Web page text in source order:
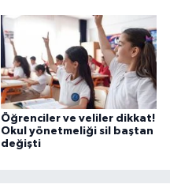
Öğrenciler ve veliler dikkat!
Okul yönetmeliği sil baştan
değişti